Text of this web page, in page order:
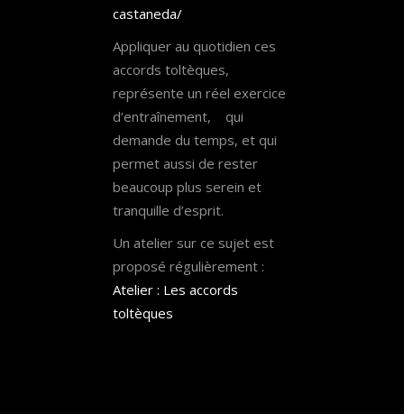
castaneda/
Appliquer au quotidien ces
accords toltèques,
représente un réel exercice
d’entraînement, qui
demande du temps, et qui
permet aussi de rester
beaucoup plus serein et
tranquille d’esprit.
Un atelier sur ce sujet est
proposé régulièrement :
Atelier : Les accords
toltèques